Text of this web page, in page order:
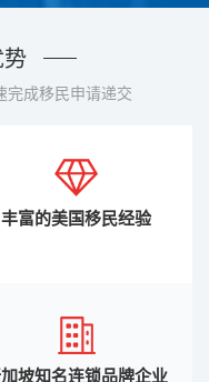
势
完成移民申请递交
丰富的美国移民经验
坡知名连锁品牌企业